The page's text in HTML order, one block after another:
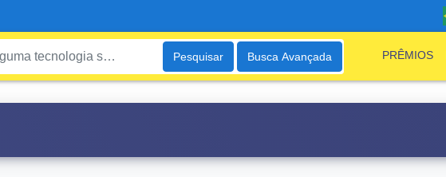
Pesquisar Busca Avançada PRÊMIOS